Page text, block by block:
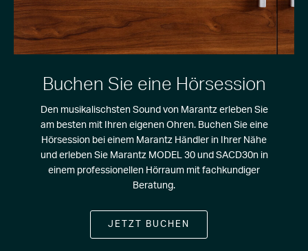
Buchen Sie eine Hörsession
Den musikalischsten Sound von Marantz erleben Sie
am besten mit Ihren eigenen Ohren. Buchen Sie eine
Hörsession bei einem Marantz Händler in Ihrer Nähe
und erleben Sie Marantz MODEL 30 und SACD30n in
einem professionellen Hörraum mit fachkundiger
Beratung.
JETZT BUCHEN